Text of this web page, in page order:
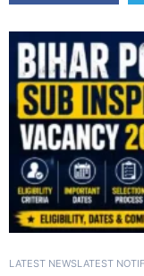
LATEST NEWSLATEST